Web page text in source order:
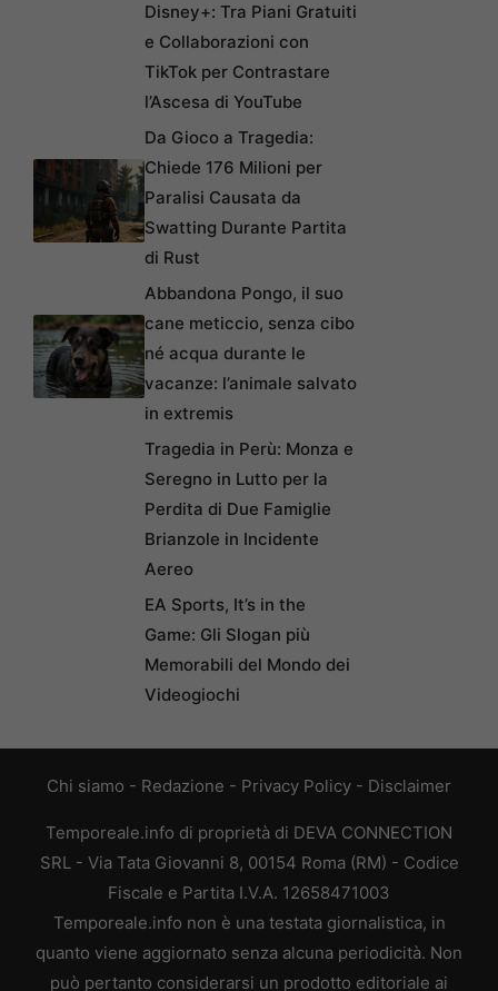
Disney+: Tra Piani Gratuiti
e Collaborazioni con
TikTok per Contrastare
l’Ascesa di YouTube
Da Gioco a Tragedia:
Chiede 176 Milioni per
Paralisi Causata da
Swatting Durante Partita
di Rust
Abbandona Pongo, il suo
cane meticcio, senza cibo
né acqua durante le
vacanze: l’animale salvato
in extremis
Tragedia in Perù: Monza e
Seregno in Lutto per la
Perdita di Due Famiglie
Brianzole in Incidente
Aereo
EA Sports, It’s in the
Game: Gli Slogan più
Memorabili del Mondo dei
Videogiochi
Chi siamo - Redazione - Privacy Policy - Disclaimer
Temporeale.info di proprietà di DEVA CONNECTION
SRL - Via Tata Giovanni 8, 00154 Roma (RM) - Codice
Fiscale e Partita I.V.A. 12658471003
Temporeale.info non è una testata giornalistica, in
quanto viene aggiornato senza alcuna periodicità. Non
può pertanto considerarsi un prodotto editoriale ai